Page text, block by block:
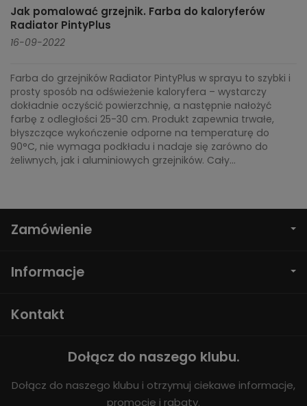
Jak pomalować grzejnik. Farba do kaloryferów
Radiator PintyPlus
16-09-2022
Farba do grzejników Radiator PintyPlus w sprayu to szybki i
prosty sposób na odświeżenie kaloryfera – wystarczy
dokładnie oczyścić powierzchnię, a następnie nałożyć
farbę z odległości 25-30 cm. Produkt zapewnia trwałe,
błyszczące wykończenie odporne na temperaturę do
90°C, nie wymaga podkładu i nadaje się zarówno do
żeliwnych, jak i aluminiowych grzejników. Cały...
Zamówienie
Informacje
Kontakt
Dołącz do naszego klubu.
Dołącz do naszego klubu i otrzymuj ciekawe informacje,
promocje i rabaty.